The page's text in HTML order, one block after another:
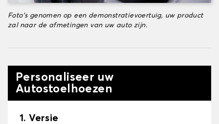
Foto's genomen op een demonstratievoertuig, uw product
zal naar de afmetingen van uw auto zijn.
Personaliseer uw
Autostoelhoezen
1. Versie